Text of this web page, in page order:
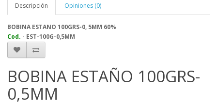
Descripción Opiniones (0)
BOBINA ESTANO 100GRS-0, 5MM 60%
Cod. - EST-100G-0,5MM
BOBINA ESTAÑO 100GRS-
0,5MM